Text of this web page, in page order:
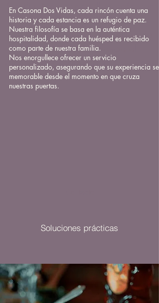
familia. Nos enorgullece ofrecer
un servicio personalizado,
asegurando que su experiencia
sea memorable desde el
momento en que cruza nuestras
puertas.
En Casona Dos Vidas, cada rincón cuenta una
historia y cada estancia es un refugio de paz.
Nuestra filosofía se basa en la auténtica
hospitalidad, donde cada huésped es recibido
como parte de nuestra familia.
Nos enorgullece ofrecer un servicio
personalizado, asegurando que su experiencia sea
memorable desde el momento en que cruza
nuestras puertas.
Soluciones prácticas